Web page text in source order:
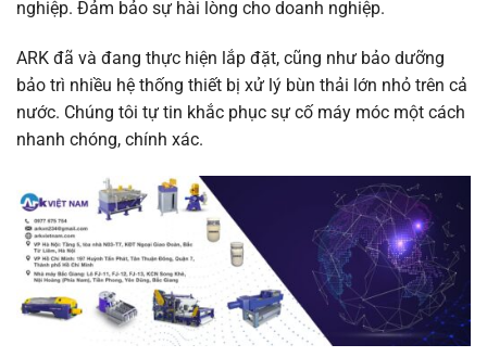
nghiệp. Đảm bảo sự hài lòng cho doanh nghiệp.
ARK đã và đang thực hiện lắp đặt, cũng như bảo dưỡng
bảo trì nhiều hệ thống thiết bị xử lý bùn thải lớn nhỏ trên cả
nước. Chúng tôi tự tin khắc phục sự cố máy móc một cách
nhanh chóng, chính xác.